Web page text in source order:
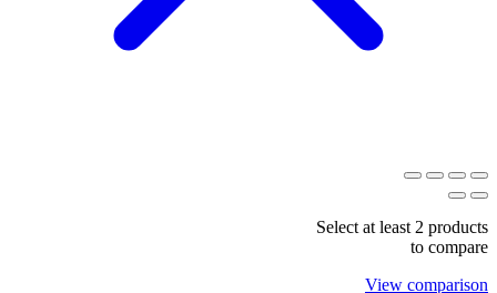
Select at least 2 products
to compare
View comparison